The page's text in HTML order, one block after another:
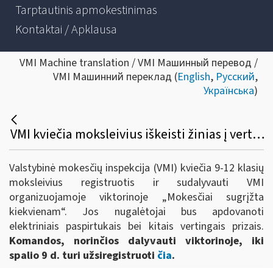
Tarptautinis apmokestinimas
Kontaktai / Apklausa
VMI Machine translation / VMI Машинный перевод /
VMI Машинний переклад (English, Русский,
Українська)
VMI kviečia moksleivius iškeisti žinias į vertingus prizus
Valstybinė mokesčių inspekcija (VMI) kviečia 9-12 klasių
moksleivius registruotis ir sudalyvauti VMI
organizuojamoje viktorinoje „Mokesčiai sugrįžta
kiekvienam“. Jos nugalėtojai bus apdovanoti
elektriniais paspirtukais bei kitais vertingais prizais.
Komandos, norinčios dalyvauti viktorinoje, iki
spalio 9 d. turi užsiregistruoti čia.